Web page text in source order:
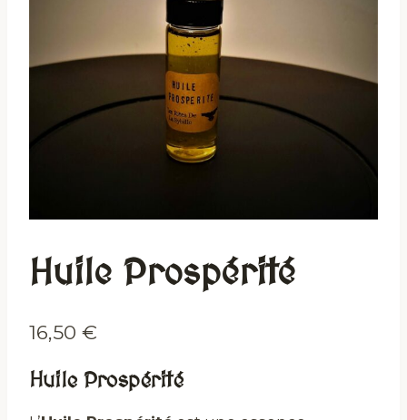
Huile Prospérité
16,50 €
Huile Prospérité